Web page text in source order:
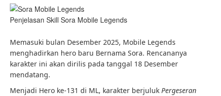
Penjelasan Skill Sora Mobile Legends
Memasuki bulan Desember 2025, Mobile Legends
menghadirkan hero baru Bernama Sora. Rencananya
karakter ini akan dirilis pada tanggal 18 Desember
mendatang.
Menjadi Hero ke-131 di ML, karakter berjuluk Pergeseran